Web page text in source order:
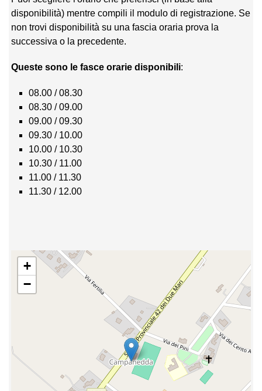
disponibilità) mentre compili il modulo di registrazione. Se
non trovi disponibilità su una fascia oraria prova la
successiva o la precedente.
Queste sono le fasce orarie disponibili:
08.00 / 08.30
08.30 / 09.00
09.00 / 09.30
09.30 / 10.00
10.00 / 10.30
10.30 / 11.00
11.00 / 11.30
11.30 / 12.00
+
−